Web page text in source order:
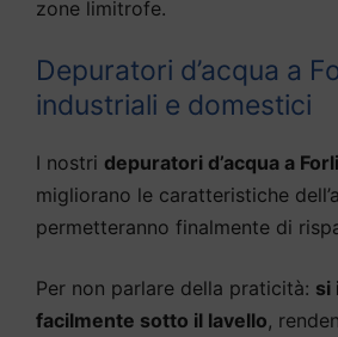
zone limitrofe.
Depuratori d’acqua a
industriali e domestici
I nostri depuratori d’acqua a
migliorano le caratteristiche
permetteranno finalmente di
Per non parlare della praticità: si
facilmente sotto il lavello,